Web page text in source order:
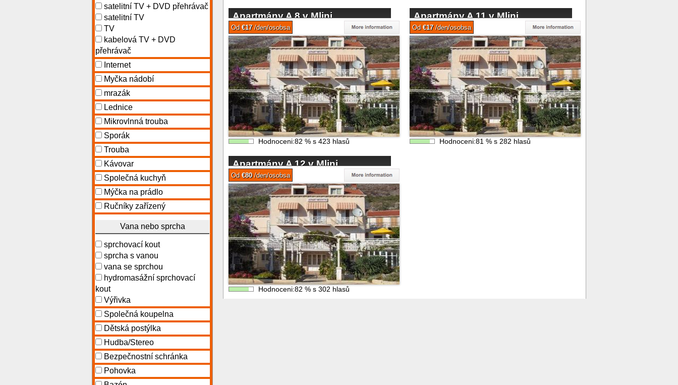
satelitní TV + DVD přehrávač
satelitní TV
TV
kabelová TV + DVD
přehrávač
Internet
Myčka nádobí
mrazák
Lednice
Mikrovlnná trouba
Sporák
Trouba
Kávovar
Společná kuchyň
Mýčka na prádlo
Ručníky zařízený
Vana nebo sprcha
sprchovací kout
sprcha s vanou
vana se sprchou
hydromasážní sprchovací
kout
Výřivka
Společná koupelna
Dětská postýlka
Hudba/Stereo
Bezpečnostní schránka
Pohovka
Apartmány A 8 v Mlini
Od €17/den/osobsa
Hodnoceni:82 % s 423 hlasů
Apartmány A 11 v Mlini
Od €17/den/osobsa
Hodnoceni:81 % s 282 hlasů
Apartmány A 12 v Mlini
Od €80/den/osobsa
Hodnoceni:82 % s 302 hlasů